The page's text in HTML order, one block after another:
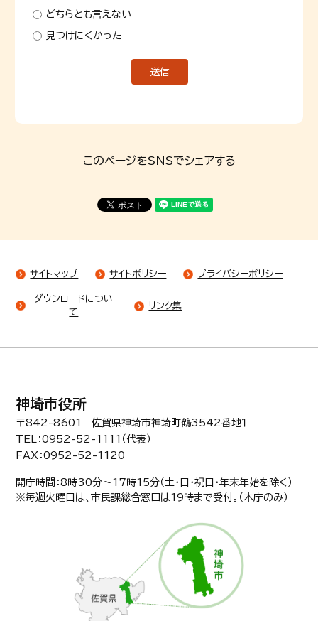
どちらとも言えない
見つけにくかった
このページをSNSでシェアする
サイトマップ サイトポリシー プライバシーポリシー
ダウンロードについ
て
リンク集
神埼市役所
〒842-8601 佐賀県神埼市神埼町鶴3542番地１
TEL：0952-52-1111（代表）
FAX：0952-52-1120
開庁時間：8時30分〜17時15分（土・日・祝日・年末年始を除く）
※毎週火曜日は、市民課総合窓口は19時まで受付。（本庁のみ）